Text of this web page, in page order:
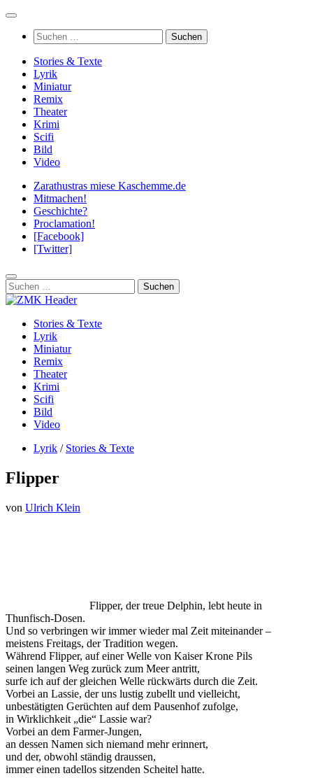
Zum
springenSuchen
nach:
Stories & Texte
Lyrik
Miniatur
Remix
Theater
Krimi
Scifi
Bild
Video
Zarathustras miese Kaschemme.de
Mitmachen!
Geschichte?
Proclamation!
[Facebook]
[Twitter]
Suchen
nach:
Stories & Texte
Lyrik
Miniatur
Remix
Theater
Krimi
Scifi
Bild
Video
Lyrik / Stories & Texte
Flipper
von Ulrich Klein
Flipper, der treue Delphin, lebt heute in
Thunfisch-Dosen.
Und so verbringen wir immer wieder mal Zeit miteinander –
meistens Freitags, der Tradition wegen.
Während Flipper, auf einer Welle von Kaiser Krone Pils
seinen langen Weg zurück zum Meer antritt,
surfe ich auf der gleichen Welle rückwärts durch die Zeit.
Vorbei an Lassie, der uns lustig zubellt und vielleicht,
unbestätigten Gerüchten auf dem Pausenhof zufolge,
in Wirklichkeit „die“ Lassie war?
Vorbei an dem Farmer-Jungen,
an dessen Namen sich niemand mehr erinnert,
und der, obwohl ständig draussen,
immer einen tadellos sitzenden Scheitel hatte.